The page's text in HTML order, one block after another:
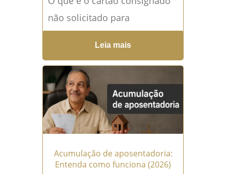
não solicitado para
aposentados? O cartão
consignado não solicitado é
uma das práticas bancárias
mais...Leia mais →
Leia mais
Acumulação de aposentadoria:
Entenda como funciona (2026)